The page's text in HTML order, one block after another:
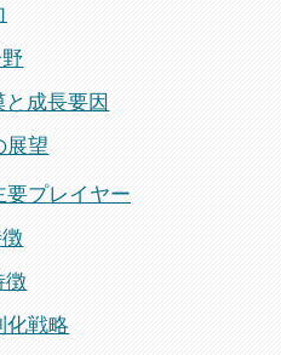
成長要因
展望
プレイヤー
徴
化戦略